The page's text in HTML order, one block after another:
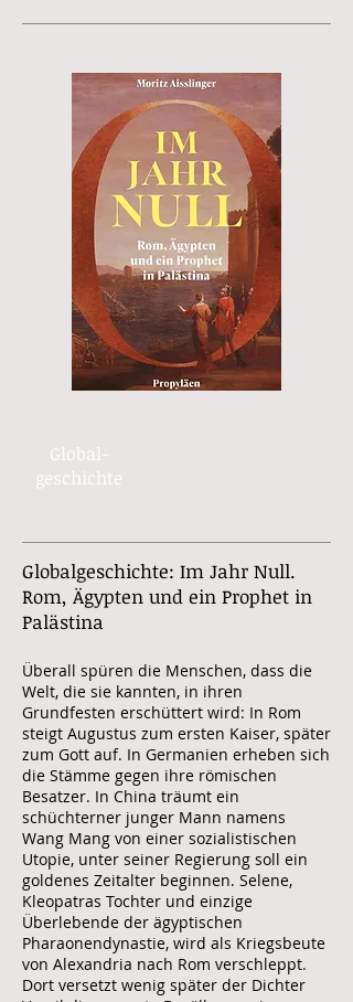
Global-
geschichte
Globalgeschichte: Im Jahr Null.
Rom, Ägypten und ein Prophet in
Palästina
Überall spüren die Menschen, dass die
Welt, die sie kannten, in ihren
Grundfesten erschüttert wird: In Rom
steigt Augustus zum ersten Kaiser, später
zum Gott auf. In Germanien erheben sich
die Stämme gegen ihre römischen
Besatzer. In China träumt ein
schüchterner junger Mann namens
Wang Mang von einer sozialistischen
Utopie, unter seiner Regierung soll ein
goldenes Zeitalter beginnen. Selene,
Kleopatras Tochter und einzige
Überlebende der ägyptischen
Pharaonendynastie, wird als Kriegsbeute
von Alexandria nach Rom verschleppt.
Dort versetzt wenig später der Dichter